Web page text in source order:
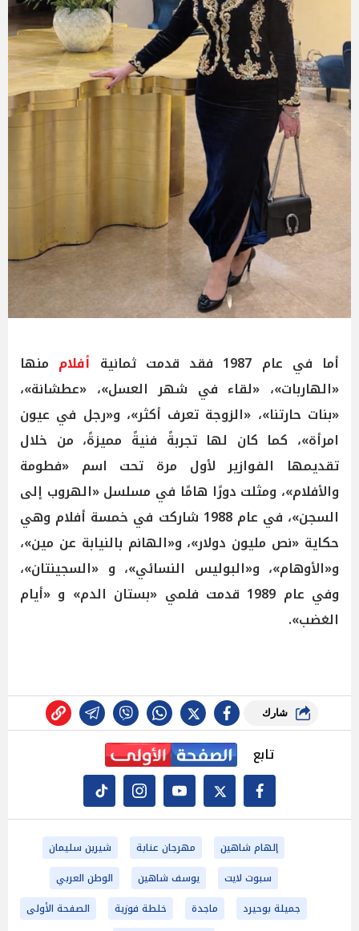
أما في عام 1987 فقد قدمت ثمانية أفلام منها
«الهاربات»، «لقاء في شهر العسل»، «عطشانة»،
«بنات حارتنا»، «الزوجة تعرف أكثر»، و«رجل في عيون
امرأة»، كما كان لها تجربةً فنيةً مميزةً، من خلال
تقديمها الفوازير لأول مرة تحت اسم «فطومة
والأفلام»، ومثلت دورًا هامًا في مسلسل «الهروب إلى
السجن»، في عام 1988 شاركت في خمسة أفلام وهي
حكاية «نص مليون دولار»، و«الهانم بالنيابة عن مين»،
و«الأوهام»، و«البوليس النسائي»، و «السجينتان»،
وفي عام 1989 قدمت فلمي «بستان الدم» و «أيام
الغضب».
شارك
تابع
إلهام شاهين مهرجان عنابة
شيرين سليمان
سبوت لايت
يوسف شاهين
الوطن العربي
جميلة بوحيرد
ماجدة خلطة فوزية
الصفحة الأولى